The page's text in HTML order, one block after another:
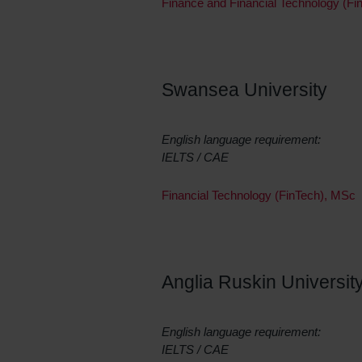
Finance and Financial Technology
Swansea University
English language requirement:
IELTS / CAE
Financial Technology (FinTech), MSc
Anglia Ruskin
English language requirement:
IELTS / CAE